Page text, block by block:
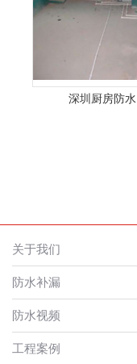
深圳厨房防水
关于我们
防水补漏
防水视频
工程案例